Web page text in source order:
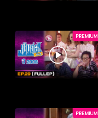
PREMIUM
PREMIUM